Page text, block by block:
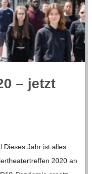
– jetzt
Die­ses Jahr ist alles
2020 an